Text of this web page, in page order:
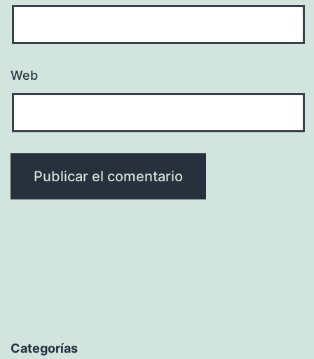
Web
Categorías